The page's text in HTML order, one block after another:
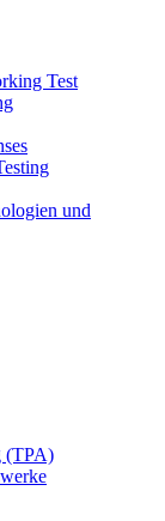
Test
und
(TPA)